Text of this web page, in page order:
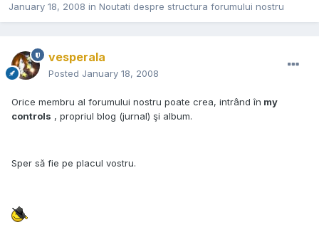
January 18, 2008 in Noutati despre structura forumului nostru
vesperala
Posted January 18, 2008
Orice membru al forumului nostru poate crea, intrând în my
controls , propriul blog (jurnal) şi album.
Sper să fie pe placul vostru.